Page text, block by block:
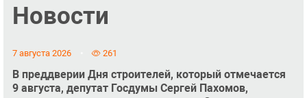
Новости
7 августа 2026 261
В преддверии Дня строителей, который отмечается
9 августа, депутат Госдумы Сергей Пахомов,